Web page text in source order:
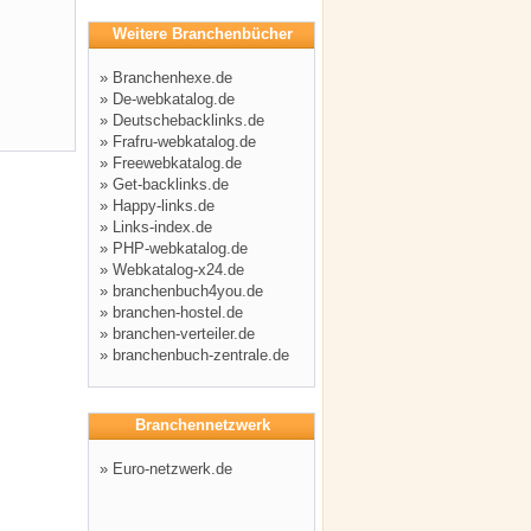
Weitere Branchenbücher
» Branchenhexe.de
» De-webkatalog.de
» Deutschebacklinks.de
» Frafru-webkatalog.de
» Freewebkatalog.de
» Get-backlinks.de
» Happy-links.de
» Links-index.de
» PHP-webkatalog.de
» Webkatalog-x24.de
» branchenbuch4you.de
» branchen-hostel.de
» branchen-verteiler.de
» branchenbuch-zentrale.de
Branchennetzwerk
» Euro-netzwerk.de